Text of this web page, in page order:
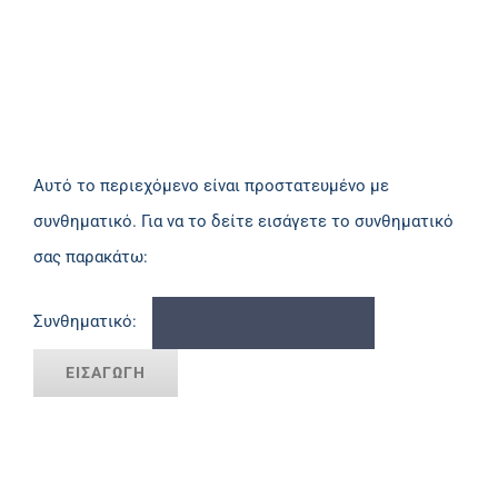
Αυτό το περιεχόμενο είναι προστατευμένο με
συνθηματικό. Για να το δείτε εισάγετε το συνθηματικό
σας παρακάτω:
Συνθηματικό: